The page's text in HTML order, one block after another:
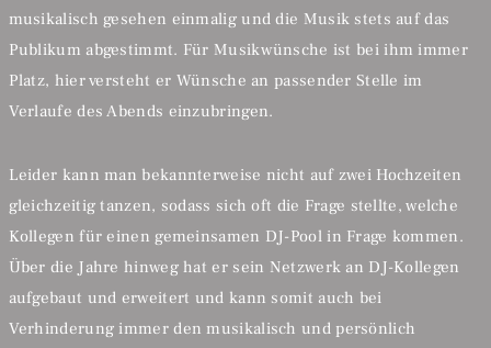
musikalisch gesehen einmalig und die Musik stets auf das
Publikum abgestimmt. Für Musikwünsche ist bei ihm immer
Platz, hier versteht er Wünsche an passender Stelle im
Verlaufe des Abends einzubringen.
Leider kann man bekannterweise nicht auf zwei Hochzeiten
gleichzeitig tanzen, sodass sich oft die Frage stellte, welche
Kollegen für einen gemeinsamen DJ-Pool in Frage kommen.
Über die Jahre hinweg hat er sein Netzwerk an DJ-Kollegen
aufgebaut und erweitert und kann somit auch bei
Verhinderung immer den musikalisch und persönlich